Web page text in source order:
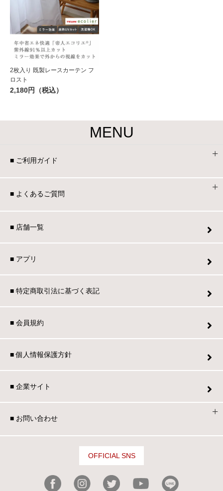
2枚入り 既製レースカーテン フ
ロスト
2,180円（税込）
MENU
■ ご利用ガイド
■ よくあるご質問
■ 店舗一覧
■ アプリ
■ 特定商取引法に基づく表記
■ 会員規約
■ 個人情報保護方針
■ 企業サイト
■ お問い合わせ
OFFICIAL SNS